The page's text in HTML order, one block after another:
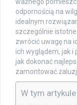
odpornością na
idealnym
szczególnie
zwrócić uwagę na
ich wyglądem, jak i
jak dokonać
zamontować
W tym